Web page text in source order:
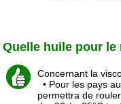
Quelle huile pour le
Concernant la
• Pour les pays
permettra de